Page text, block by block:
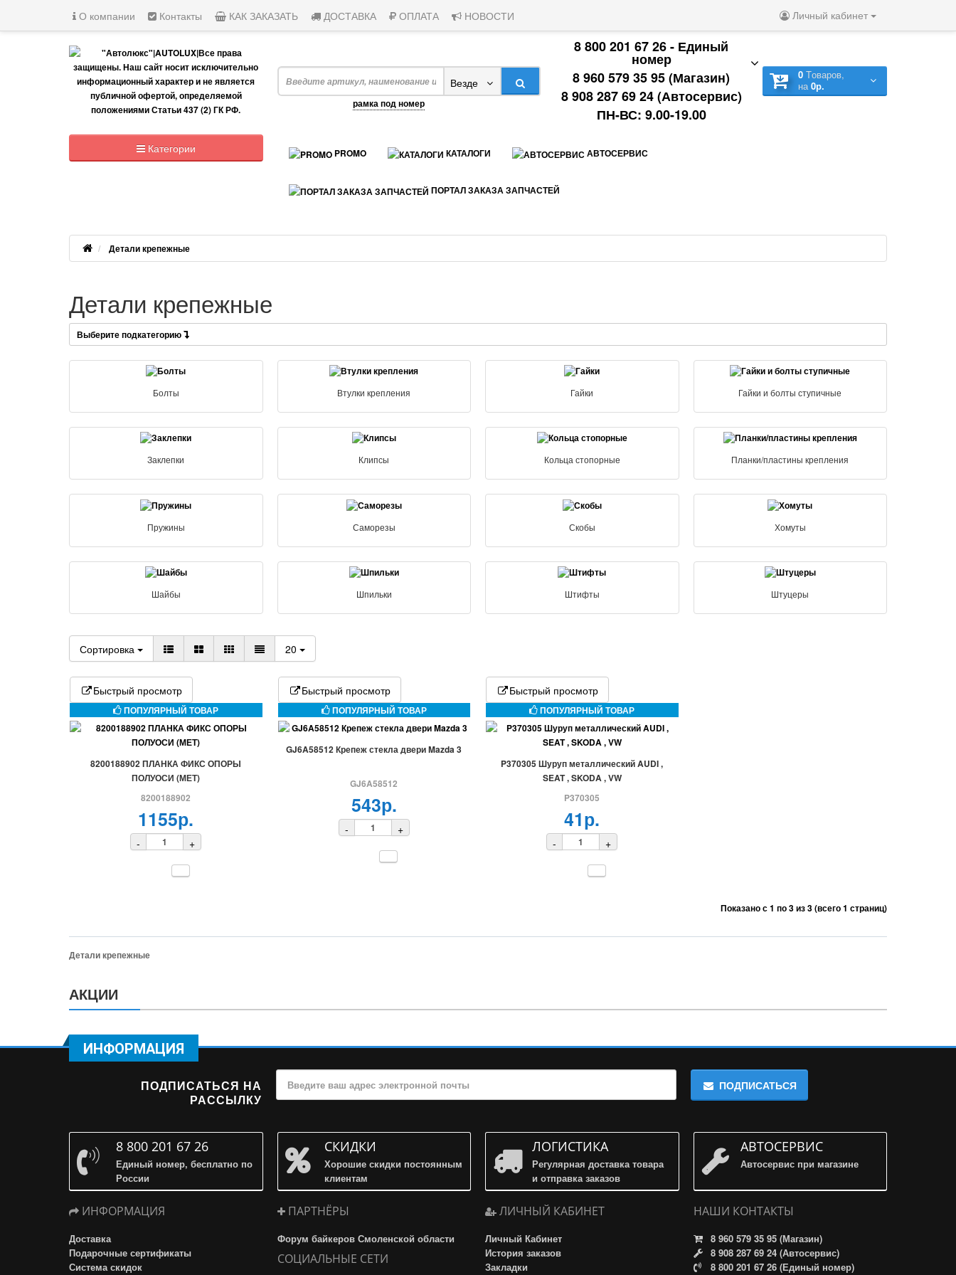
О компании Контакты КАК ЗАКАЗАТЬ ДОСТАВКА ОПЛАТА НОВОСТИ Личный кабинет
8 800 201 67 26 - Единый
номер
8 960 579 35 95 (Магазин)
8 908 287 69 24 (Автосервис)
ПН-ВС: 9.00-19.00
0 Tоваров,
на0р.
Везде
рамка под номер
PROMO КАТАЛОГИ АВТОСЕРВИС
ПОРТАЛ ЗАКАЗА ЗАПЧАСТЕЙ
Категории
Детали крепежные
Детали крепежные
Выберите подкатегорию
Болты Втулки крепления Гайки Гайки и болты ступичные
Заклепки Клипсы Кольца стопорные Планки/пластины крепления
Пружины Саморезы Скобы Хомуты
Шайбы Шпильки Штифты Штуцеры
Сортировка 20
Быстрый просмотр
ПОПУЛЯРНЫЙ ТОВАР
8200188902 ПЛАНКА ФИКС ОПОРЫ
ПОЛУОСИ (МЕТ)
8200188902
1155р.
- +
Быстрый просмотр
ПОПУЛЯРНЫЙ ТОВАР
GJ6A58512 Крепеж стекла двери Mazda 3
GJ6A58512
543р.
- +
Быстрый просмотр
ПОПУЛЯРНЫЙ ТОВАР
P370305 Шуруп металлический AUDI ,
SEAT , SKODA , VW
P370305
41р.
- +
Показано с 1 по 3 из 3 (всего 1 страниц)
Детали крепежные
АКЦИИ
ИНФОРМАЦИЯ
ПОДПИСАТЬСЯ НА
РАССЫЛКУ
ПОДПИСАТЬСЯ
8 800 201 67 26
Единый номер, бесплатно по
России
СКИДКИ
Хорошие скидки постоянным
клиентам
ЛОГИСТИКА
Регулярная доставка товара
и отправка заказов
АВТОСЕРВИС
Автосервис при магазине
ИНФОРМАЦИЯ
Доставка
Подарочные сертификаты
Система скидок
ПАРТНЁРЫ
Форум байкеров Смоленской области
СОЦИАЛЬНЫЕ СЕТИ
ЛИЧНЫЙ КАБИНЕТ
Личный Кабинет
История заказов
Закладки
НАШИ КОНТАКТЫ
8 960 579 35 95 (Магазин)
8 908 287 69 24 (Автосервис)
8 800 201 67 26 (Единый номер)